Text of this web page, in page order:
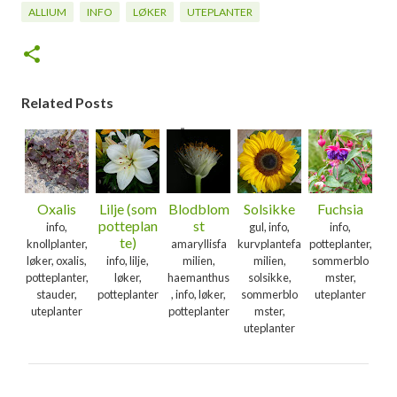
ALLIUM INFO LØKER UTEPLANTER
Related Posts
Oxalis
info,
knollplanter,
løker, oxalis,
potteplanter,
stauder,
uteplanter
Lilje (som
potteplan
te)
info, lilje,
løker,
potteplanter
Blodblom
st
amaryllisfa
milien,
haemanthus
, info, løker,
potteplanter
Solsikke
gul, info,
kurvplantefa
milien,
solsikke,
sommerblo
mster,
uteplanter
Fuchsia
info,
potteplanter,
sommerblo
mster,
uteplanter